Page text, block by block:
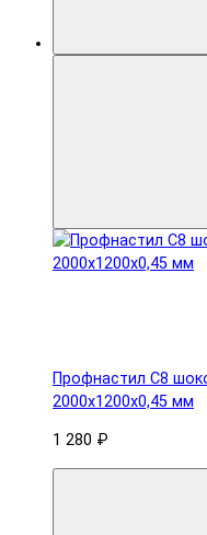
Профнастил С8
2000х1200х0,45 мм
1 280 ₽